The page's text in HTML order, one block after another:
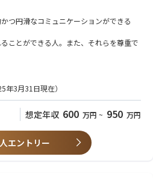
特許権利化を含め、主に外国における特
ト
を通じた外国特許関連の法令や制度の
活動体制の構築とマネジメント
行います。
を得ながら、翻訳結果をチェックしま
えて面談を行い、特許出願明細書を完成
つ円滑なコミュニケーションができる
ことができる人。また、それらを尊重で
学ぶ意欲の高い人。
）
上、または同等の中国語力を有する方。
点以上、または同等の英語力を有する
年3月31日現在）
想定年収 600 万円 ~ 950 万円
エントリー